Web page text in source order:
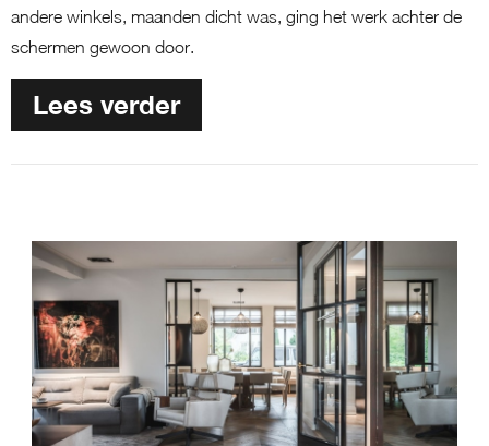
andere winkels, maanden dicht was, ging het werk achter de
schermen gewoon door.
Lees verder